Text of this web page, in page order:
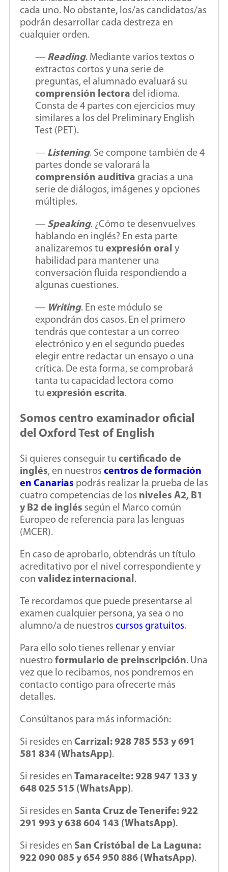
cada uno. No obstante, los/as candidatos/as
podrán desarrollar cada destreza en
cualquier orden.
— Reading. Mediante varios textos o
extractos cortos y una serie de
preguntas, el alumnado evaluará su
comprensión lectora del idioma.
Consta de 4 partes con ejercicios muy
similares a los del Preliminary English
Test (PET).
— Listening. Se compone también de 4
partes donde se valorará la
comprensión auditiva gracias a una
serie de diálogos, imágenes y opciones
múltiples.
— Speaking. ¿Cómo te desenvuelves
hablando en inglés? En esta parte
analizaremos tu expresión oral y
habilidad para mantener una
conversación fluida respondiendo a
algunas cuestiones.
— Writing. En este módulo se
expondrán dos casos. En el primero
tendrás que contestar a un correo
electrónico y en el segundo puedes
elegir entre redactar un ensayo o una
crítica. De esta forma, se comprobará
tanta tu capacidad lectora como
tu expresión escrita.
Somos centro examinador oficial
del Oxford Test of English
Si quieres conseguir tu certificado de
inglés, en nuestros centros de formación
en Canarias podrás realizar la prueba de las
cuatro competencias de los niveles A2, B1
y B2 de inglés según el Marco común
Europeo de referencia para las lenguas
(MCER).
En caso de aprobarlo, obtendrás un título
acreditativo por el nivel correspondiente y
con validez internacional.
Te recordamos que puede presentarse al
examen cualquier persona, ya sea o no
alumno/a de nuestros cursos gratuitos.
Para ello solo tienes rellenar y enviar
nuestro formulario de preinscripción. Una
vez que lo recibamos, nos pondremos en
contacto contigo para ofrecerte más
detalles.
Consúltanos para más información:
Si resides en Carrizal: 928 785 553 y 691
581 834 (WhatsApp).
Si resides en Tamaraceite: 928 947 133 y
648 025 515 (WhatsApp).
Si resides en Santa Cruz de Tenerife: 922
291 993 y 638 604 143 (WhatsApp).
Si resides en San Cristóbal de La Laguna:
922 090 085 y 654 950 886 (WhatsApp).